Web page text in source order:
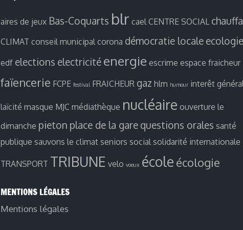
aires de jeux Bas-Coquarts blr cael CENTRE SOCIAL
CLIMAT conseil municipal corona démocratie locale ecologie
edf elections electricité energie escrime espace fraicheur
faïencerie FCPE festival FRAICHEUR gaz hlm humour interêt
laïcité masque MJC médiathèque nucléaire ouverture le
dimanche pieton place de la gare questions orales santé
publique sauvons le climat seniors social solidarité internationale
TRANSPORT TRIBUNE velo voeux école écologie
MENTIONS LÉGALES
Mentions légales